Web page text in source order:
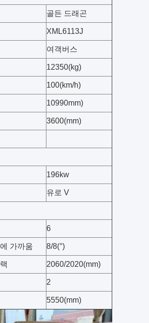
골든 드래곤
XML6113J
여객버스
12350(kg)
100(km/h)
10990mm)
3600(mm)
196kw
유로 V
6
가까움 8/8(°)
2060/2020(mm)
2
5550(mm)